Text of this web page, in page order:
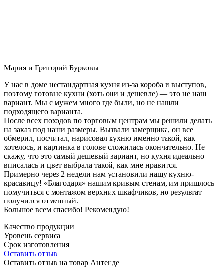
Мария и Григорий Бурковы
У нас в доме нестандартная кухня из-за короба и выступов,
поэтому готовые кухни (хоть они и дешевле) — это не наш
вариант. Мы с мужем много где были, но не нашли
подходящего варианта.
После всех походов по торговым центрам мы решили делать
на заказ под наши размеры. Вызвали замерщика, он все
обмерил, посчитал, нарисовал кухню именно такой, как
хотелось, и картинка в голове сложилась окончательно. Не
скажу, что это самый дешевый вариант, но кухня идеально
вписалась и цвет выбрала такой, как мне нравится.
Примерно через 2 недели нам установили нашу кухню-
красавицу! «Благодаря» нашим кривым стенам, им пришлось
помучиться с монтажом верхних шкафчиков, но результат
получился отменный.
Большое всем спасибо! Рекомендую!
Качество продукции
Уровень сервиса
Срок изготовления
Оставить отзыв
Оставить отзыв на товар Антенде